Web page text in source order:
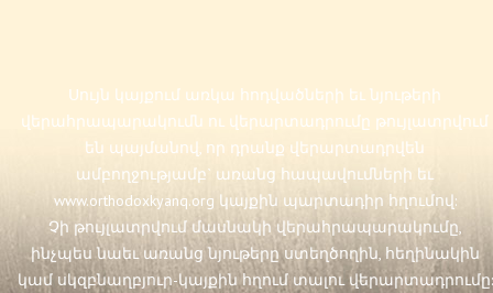
Սույն կայքում առկա հոդվածների եւ նյութերի
վերահրապարակումն ու վերարտադրումը թույլատրվում
են պայմանով, որ դրանք վերարտադրվեն
ամբողջությամբ` առանց հապավումների եւ
www.orthodoxkyanq.org կայքին պարտադիր հղումով:
Չի թույլատրվում մասնակի վերահրապարակումը,
ինչպես նաեւ առանց նյութերը ստեղծողին, հեղինակին
կամ սկզբնաղբյուր-կայքին հղում տալու վերարտադրումը: